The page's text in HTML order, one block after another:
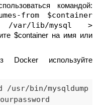
командой:
from $container
lib/mysql >
$container на имя или
используйте
/usr/bin/mysqldump